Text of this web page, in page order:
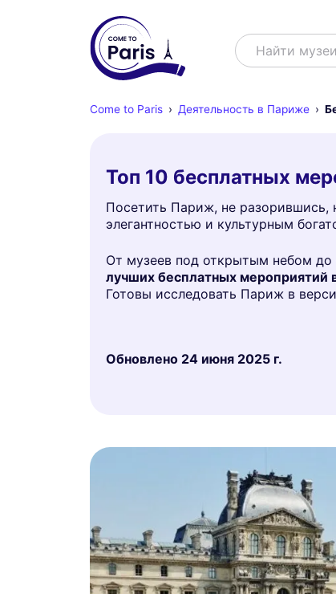
ПоискНайти шоу
Come to Paris Деятельность в Париже
Топ 10 бесплатных
Посетить Париж, не разорившись,
элегантностью и культурным
От музеев под открытым небом до
лучших бесплатных мероприятий
Готовы исследовать Париж в
Обновлено 24 июня 2025 г.